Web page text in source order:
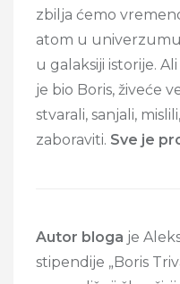
zbilja ćemo
atom u
u galaksiji istorije.
je bio Boris, živeće
stvarali, sanjali,
zaboraviti. Sve je
Autor bloga je
stipendije „Boris